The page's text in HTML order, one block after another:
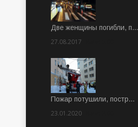
Две женщины погибли, п…
27.08.2017
Пожар потушили, постр…
23.01.2020